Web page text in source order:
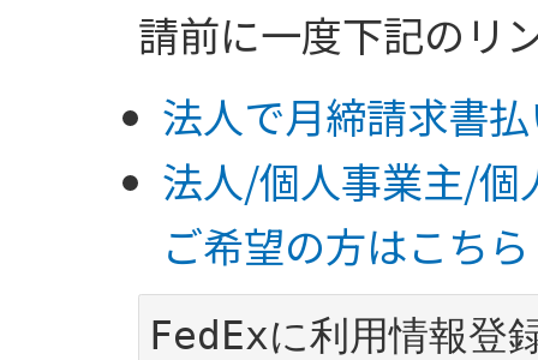
請前に一度下記のリ
法人で月締請求書
法人/個人事業主/個
ご希望の方はこちら
FedExに利用情報登